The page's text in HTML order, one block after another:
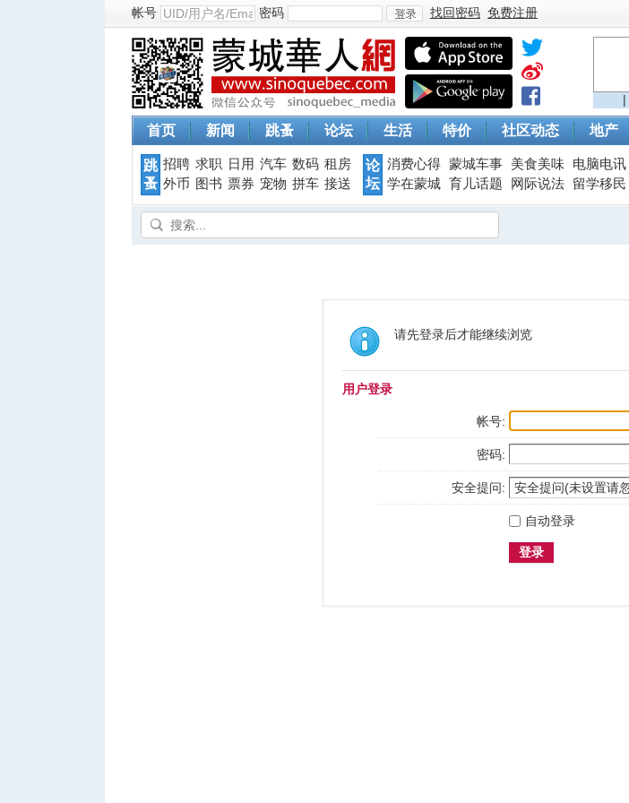
帐号 密码
登
找回密码 免费注册
|
首页 新闻 跳蚤 论坛 生活 特价 社区动态 地产
跳
蚤
招聘 求职 日用 汽车 数码 租房
外币
图书 票券 宠物 拼车 接送
论
坛
消费心得 蒙城车事 美食美味 电脑电讯
学在蒙城 育儿话题 网际说法 留学移民
请先登录后才能继续浏览
用户登录
帐号:
密码:
安全提问:
自动登录
登录